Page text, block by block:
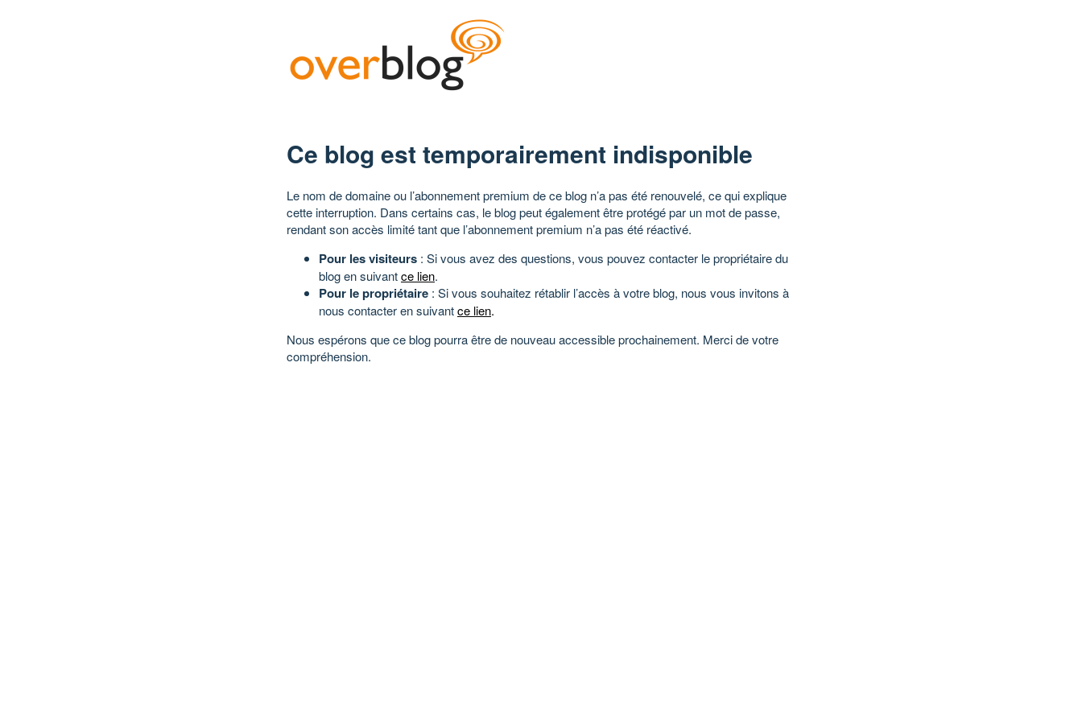
Ce blog est temporairement indisponible
Le nom de domaine ou l’abonnement premium de ce blog n’a pas été renouvelé, ce qui explique
cette interruption. Dans certains cas, le blog peut également être protégé par un mot de passe,
rendant son accès limité tant que l’abonnement premium n’a pas été réactivé.
Pour les visiteurs : Si vous avez des questions, vous pouvez contacter le propriétaire du
blog en suivantce lien.
Pour le propriétaire : Si vous souhaitez rétablir l’accès à votre blog, nous vous invitons à
nous contacter en suivantce lien.
Nous espérons que ce blog pourra être de nouveau accessible prochainement. Merci de votre
compréhension.